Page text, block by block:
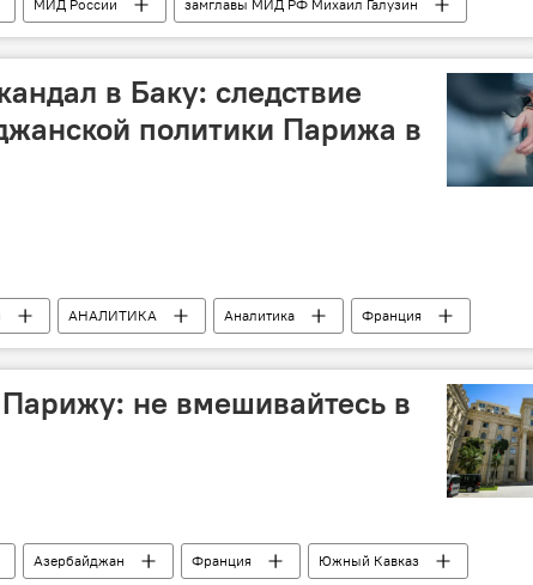
МИД России
замглавы МИД РФ Михаил Галузин
ЕС Армения Обвинения
Азербайджан
ОДКБ
в Баку: следствие
политики Парижа в
АНАЛИТИКА Аналитика
Франция
Спецслужбы Армения
Парижу: не вмешивайтесь в
Азербайджан Франция
Южный Кавказ